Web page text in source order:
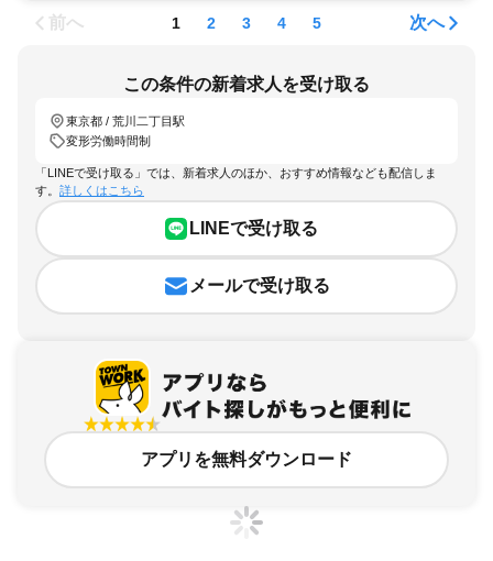
前へ 1 2 3 4 5 次へ
この条件の新着求人を受け取る
東京都 / 荒川二丁目駅
変形労働時間制
「LINEで受け取る」では、新着求人のほか、おすすめ情報なども配信しま
す。 詳しくはこちら
LINEで受け取る
メールで受け取る
アプリを無料ダウンロード